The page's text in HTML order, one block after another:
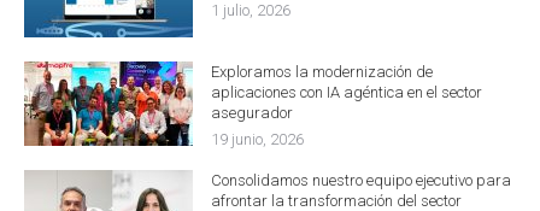
1 julio, 2026
Exploramos la modernización de
aplicaciones con IA agéntica en el sector
asegurador
19 junio, 2026
Consolidamos nuestro equipo ejecutivo para
afrontar la transformación del sector